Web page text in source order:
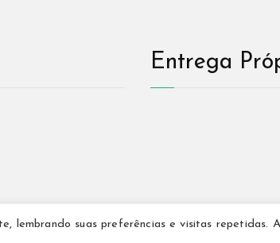
Entrega
© Deryan Ambientes All Direitos Reservados.
lembrando suas preferências e visitas repetidas.